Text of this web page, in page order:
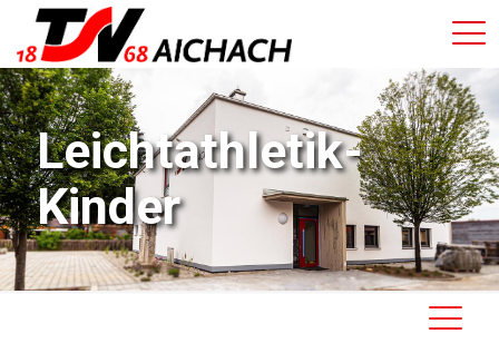
Leichtathletik-
Kinder